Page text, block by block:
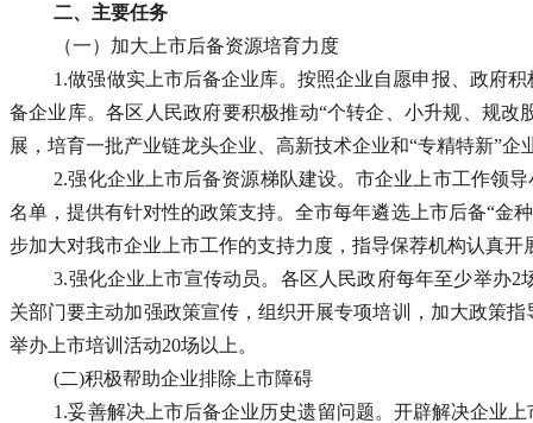
二、主要任务
（一）加大上市后备资源培育力度
1.做强做实上市后备企业库。按照企业自愿申报、政府
备企业库。各区人民政府要积极推动“个转企、小升规、规
展，培育一批产业链龙头企业、高新技术企业和“专精特新”
2.强化企业上市后备资源梯队建设。市企业上市工作领
名单，提供有针对性的政策支持。全市每年遴选上市后备“金
步加大对我市企业上市工作的支持力度，指导保荐机构认真
3.强化企业上市宣传动员。各区人民政府每年至少举办
关部门要主动加强政策宣传，组织开展专项培训，加大政策
举办上市培训活动20场以上。
(二)积极帮助企业排除上市障碍
1.妥善解决上市后备企业历史遗留问题。开辟解决企业